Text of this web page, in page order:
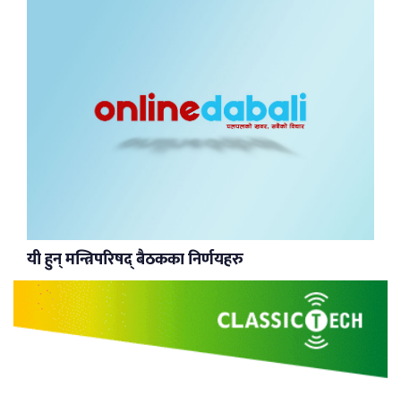
यी हुन् मन्त्रिपरिषद् बैठकका निर्णयहरु